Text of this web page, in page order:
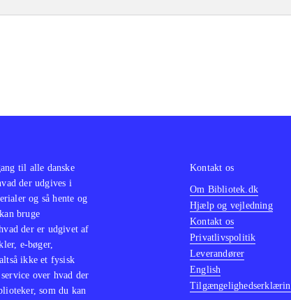
til alle danske
der udgives i
og så hente og
bruge
der er udgivet af
e-bøger,
ikke et fysisk
over hvad der
som du kan
Kontakt os
Om Bibliotek.dk
Hjælp og vejledning
Kontakt os
Privatlivspolitik
Leverandører
English